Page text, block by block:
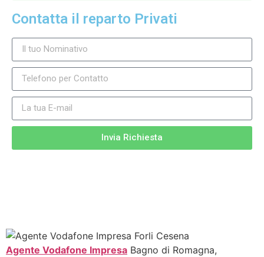
Contatta il reparto Privati
Invia Richiesta
Agente Vodafone Impresa Bagno di Romagna,